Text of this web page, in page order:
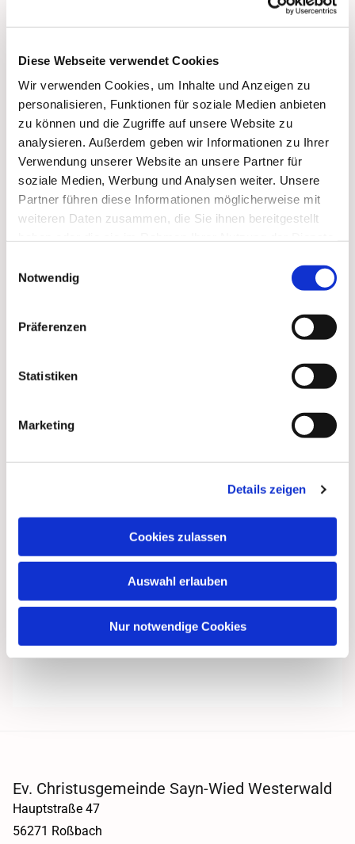
Diese Webseite verwendet Cookies
Wir verwenden Cookies, um Inhalte und Anzeigen zu
personalisieren, Funktionen für soziale Medien anbieten
zu können und die Zugriffe auf unsere Website zu
analysieren. Außerdem geben wir Informationen zu Ihrer
Verwendung unserer Website an unsere Partner für
soziale Medien, Werbung und Analysen weiter. Unsere
Partner führen diese Informationen möglicherweise mit
weiteren Daten zusammen, die Sie ihnen bereitgestellt
Notwendig
Präferenzen
Statistiken
Marketing
Details zeigen
Cookies zulassen
Auswahl erlauben
Nur notwendige Cookies
Dies könnte Sie auch
Ev. Christusgemeinde Sayn-Wied Westerwald
Hauptstraße 47
56271 Roßbach